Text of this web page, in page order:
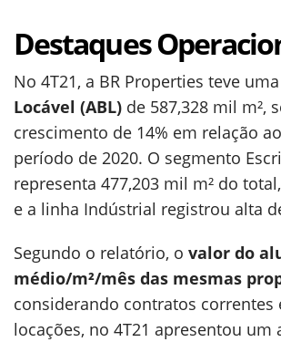
Destaques
No 4T21, a BR Properties teve uma
Locável (ABL) de 587,328 mil m²,
crescimento de 14% em relação
período de 2020. O segmento
representa 477,203 mil m² do
e a linha Indústrial registrou alta
Segundo o relatório, o valor do
médio/m²/mês das mesmas
considerando contratos correntes
locações, no 4T21 apresentou um